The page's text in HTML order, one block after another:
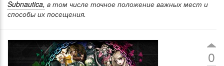
Subnautica, в том числе точное положение важных мест и
способы их посещения.
0